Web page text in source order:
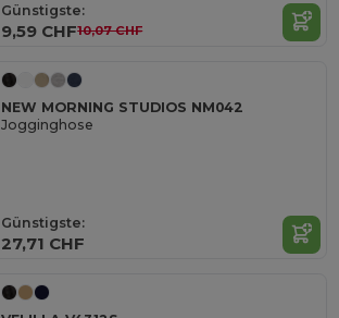
Günstigste:
9,59 CHF10,07 CHF
NEW MORNING STUDIOS NM042
Jogginghose
Günstigste:
27,71 CHF